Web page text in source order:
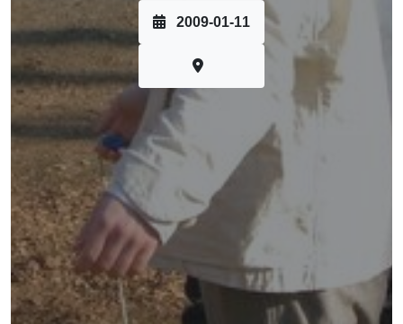
2009-01-11